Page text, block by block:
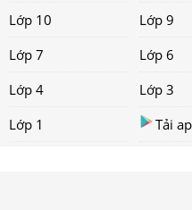
Lớp 10
Lớp 9
Lớp 7
Lớp 6
Lớp 4
Lớp 3
Lớp 1
Tải